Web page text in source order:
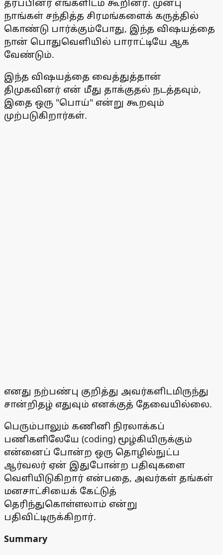
தரப்பினர் எங்களிடம் கூறினர். முன்பு
நாங்கள் சந்தித்த சிரமங்களைக் கருத்தில்
கொண்டு பார்க்கும்போது, ​​இந்த விஷயத்தை
நான் பொதுவெளியில் பாராட்டியே ஆக
வேண்டும்.
இந்த விஷயத்தை வைத்துத்தான்
திமுகவினர் என் மீது தாக்குதல் நடத்தவும்,
இதை ஒரு "பொய்" என்று கூறவும்
முற்படுகிறார்கள்.
எனது நற்பண்பு குறித்து அவர்களிடமிருந்து
சான்றிதழ் எதுவும் எனக்குத் தேவையில்லை.
பெரும்பாலும் கணினி நிரலாக்கப்
பணிகளிலேயே (coding) மூழ்கியிருக்கும்
என்னைப் போன்ற ஒரு தொழில்நுட்ப
ஆர்வலர் ஏன் இதுபோன்ற பதிவுகளை
வெளியிடுகிறார் என்பதை, அவர்கள் தங்கள்
மனசாட்சியைக் கேட்டுத்
தெரிந்துகொள்ளலாம் என்று
பதிவிட்டிருக்கிறார்.
Summary